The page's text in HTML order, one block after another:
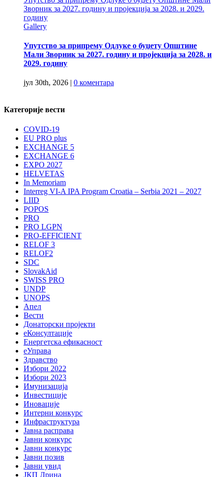
Зворник за 2027. годину и пројекција за 2028. и 2029.
годину
Gallery
Упутство за припрему Одлуке о буџету Општине
Мали Зворник за 2027. годину и пројекција за 2028. и
2029. годину
јул 30th, 2026 | 0 коментара
Категорије вести
COVID-19
EU PRO plus
EXCHANGE 5
EXCHANGE 6
EXPO 2027
HELVETAS
In Memoriam
Interreg VI-A IPA Program Croatia – Serbia 2021 – 2027
LIID
POPOS
PRO
PRO LGPN
PRO-EFFICIENT
RELOF 3
RELOF2
SDC
SlovakAid
SWISS PRO
UNDP
UNOPS
Апел
Вести
Донаторски пројекти
еКонсултације
Енергетска ефикасност
еУправа
Здравство
Избори 2022
Избори 2023
Имунизација
Инвестиције
Иновације
Интерни конкурс
Инфраструктура
Јавна расправа
Јавни конкурс
Јавни конкурс
Јавни позив
Јавни увид
ЈКП Дрина